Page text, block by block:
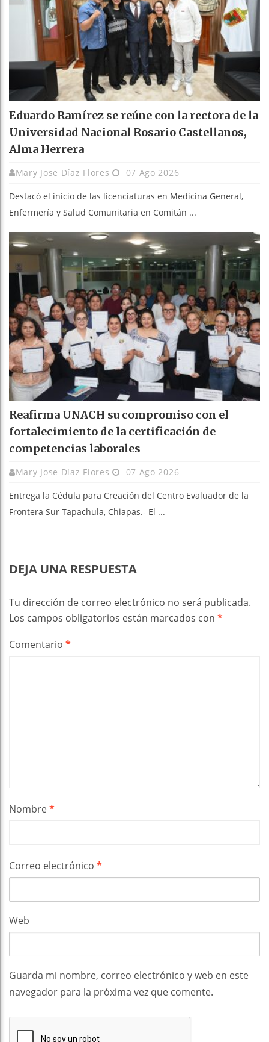
Eduardo Ramírez se reúne con la rectora de la
Universidad Nacional Rosario Castellanos,
Alma Herrera
Mary Jose Díaz Flores 07 Ago 2026
Destacó el inicio de las licenciaturas en Medicina General,
Enfermería y Salud Comunitaria en Comitán ...
Reafirma UNACH su compromiso con el
fortalecimiento de la certificación de
competencias laborales
Mary Jose Díaz Flores 07 Ago 2026
Entrega la Cédula para Creación del Centro Evaluador de la
Frontera Sur Tapachula, Chiapas.- El ...
DEJA UNA RESPUESTA
Tu dirección de correo electrónico no será publicada.
Los campos obligatorios están marcados con *
Comentario *
Nombre*
Correo electrónico *
Web
Guarda mi nombre, correo electrónico y web en este
navegador para la próxima vez que comente.